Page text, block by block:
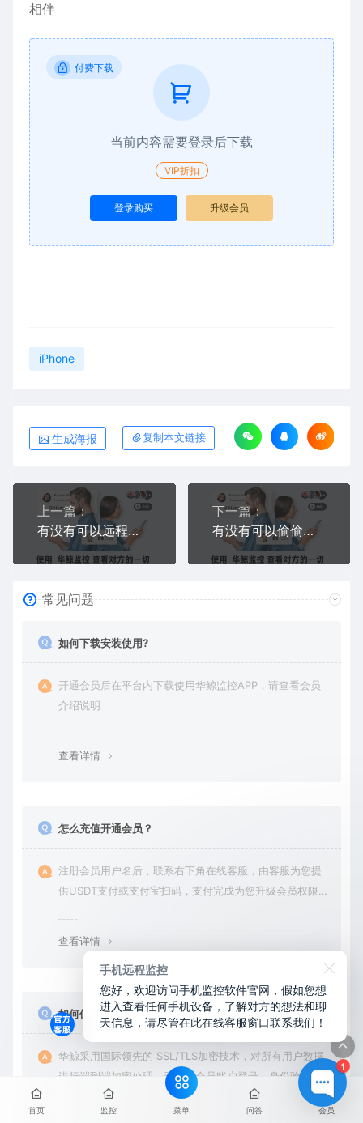
相伴
付费下载
当前内容需要登录后下载
VIP折扣
登录购买 升级会员
iPhone
生成海报 复制本文链接
上一篇：
有没有可以远程看对方手机屏幕的软件？有！实时同屏，不会被对方发现无提示
下一篇：
有没有可以偷偷看老公微信聊天的软件？有！不会被对方发现
常见问题
如何下载安装使用?
开通会员后在平台内下载使用华鲸监控APP，请查看会员
介绍说明
查看详情
怎么充值开通会员？
注册会员用户名后，联系右下角在线客服，由客服为您提
供USDT支付或支付宝扫码，支付完成为您升级会员权限后
查看详情
如何保障隐私数据安全？
华鲸采用国际领先的 SSL/TLS加密技术，对所有用户数据
进行端到端加密处理。无论是会员账户登录、身份验证还
是云端通信，数据全程加密传输，杜绝第三方访问拦截或
篡改的可能。用户对自己的数据拥有完全的控制权。您可
首页 监控 菜单 问答 会员
1
手机远程监控
您好，欢迎访问手机监控软件官网，假如您想
进入查看任何手机设备，了解对方的想法和聊
天信息，请尽管在此在线客服窗口联系我们！